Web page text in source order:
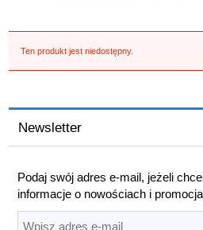
Ten produkt jest niedostępny.
Newsletter
Podaj swój adres e-mail, jeżeli
informacje o nowościach i